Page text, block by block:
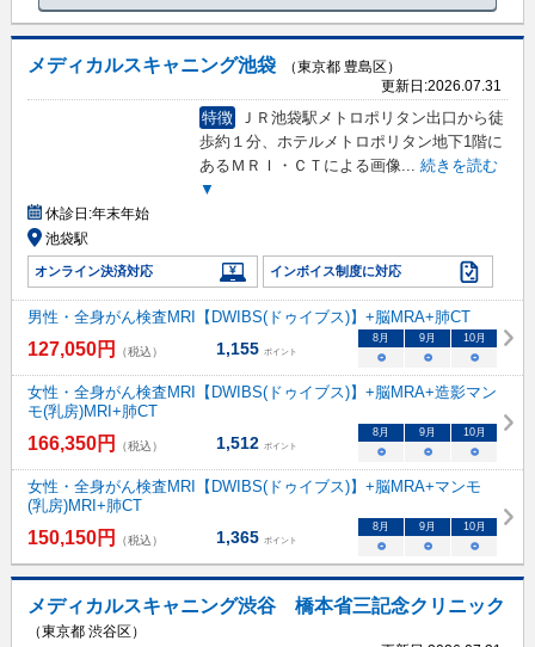
メディカルスキャニング池袋
（東京都 豊島区）
更新日:2026.07.31
特徴
ＪＲ池袋駅メトロポリタン出口から徒
歩約１分、ホテルメトロポリタン地下1階に
あるＭＲＩ・ＣＴによる画像... 続きを読む
▼
休診日:年末年始
池袋駅
オンライン決済対応 インボイス制度に対応
男性・全身がん検査MRI【DWIBS(ドゥイブス)】+脳MRA+肺CT
127,050円 （税込） 1,155 ポイント
8月 9月 10月
○ ○ ○
女性・全身がん検査MRI【DWIBS(ドゥイブス)】+脳MRA+造影マン
モ(乳房)MRI+肺CT
166,350円 （税込） 1,512 ポイント
8月 9月 10月
○ ○ ○
女性・全身がん検査MRI【DWIBS(ドゥイブス)】+脳MRA+マンモ
(乳房)MRI+肺CT
150,150円 （税込） 1,365 ポイント
8月 9月 10月
○ ○ ○
メディカルスキャニング渋谷 橋本省三記念クリニック
（東京都 渋谷区）